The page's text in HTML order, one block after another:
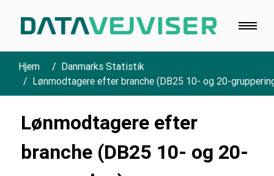
Hjem
Danmarks Statistik
Lønmodtagere efter branche (DB25 10- og 20-
Lønmodtagere efter
branche (DB25 10- og 20-